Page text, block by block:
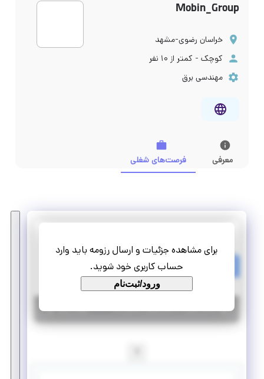
Mobin_Group
خراسان رضوی-مشهد
کوچک - کمتر از ۱۰ نفر
مهندسی برق
معرفی فرصت‌های شغلی
برای مشاهده جزئیات و ارسال رزومه باید وارد
حساب کاربری خود شوید.
ورود/ثبت‌نام
پاره وقت دورکاری
خراسان رضوی |۶ سال پیش | منقضی شده جزئیات بیشتر